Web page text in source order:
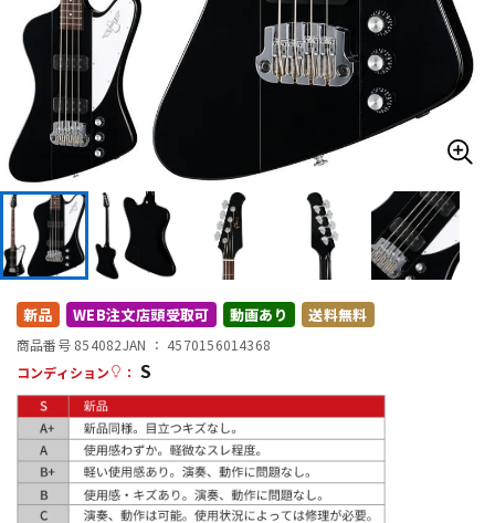
管楽器 その他楽器
アンプ エフェクター
DJ機器 DTM
配信/ライブ機器
中古
新品 WEB注文店頭受取可 動画あり 送料無料
商品番号 854082JAN ： 4570156014368
コンディション
： S